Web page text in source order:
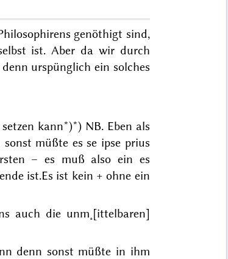
genöthigt sind,
ist. Aber da wir durch
denn urspünglich ein solches
kann*)*) NB. Eben als
sonst müßte esse ipse prius
– es muß also ein es
ist.Es ist kein + ohne ein
auch die unm˖[ittelbaren]
denn sonst müßte in ihm